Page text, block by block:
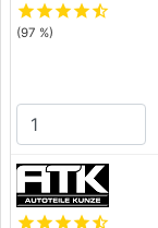
starstarstarstarstar_half
(97 %)
starstarstarstarstar_half